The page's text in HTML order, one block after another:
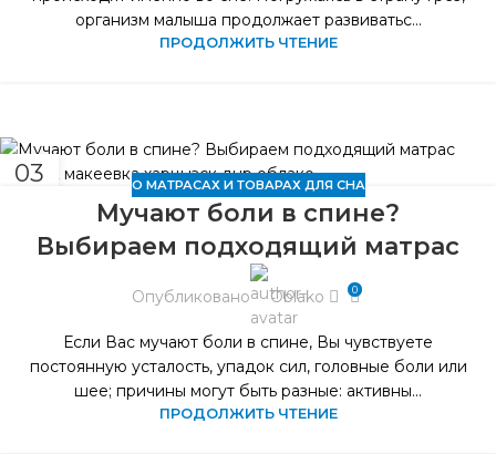
организм малыша продолжает развиватьс...
ПРОДОЛЖИТЬ ЧТЕНИЕ
03 О МАТРАСАХ И ТОВАРАХ ДЛЯ СНА
Мучают боли в спине?
Выбираем подходящий матрас
Опубликовано Oblako 0
Если Вас мучают боли в спине, Вы чувствуете
постоянную усталость, упадок сил, головные боли или
шее; причины могут быть разные: активны...
ПРОДОЛЖИТЬ ЧТЕНИЕ